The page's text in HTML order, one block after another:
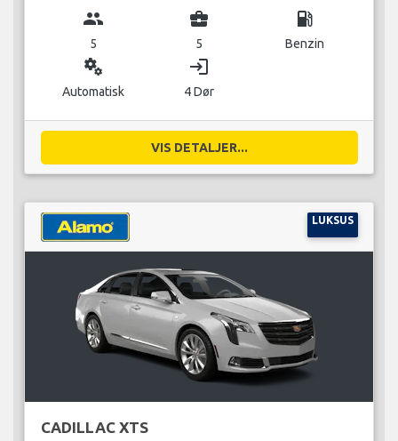
group
5
business_center
5
local_gas_station
Benzin
miscellaneous_services
Automatisk
login
4 Dør
VIS DETALJER...
LUKSUS
CADILLAC XTS